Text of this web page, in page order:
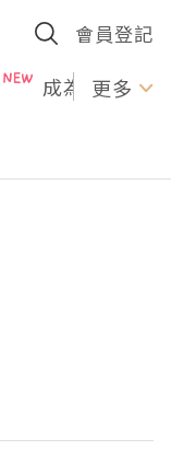
會員登記
成為U更多